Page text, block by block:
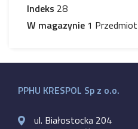
Indeks 28
W magazynie 1 Przedmiot
PPHU KRESPOL Sp z o.o.
ul. Białostocka 204